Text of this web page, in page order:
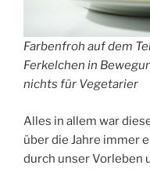
Farbenfroh auf dem
Ferkelchen in
nichts für Vegetarier
Alles in allem war
über die Jahre immer
durch unser Vorleben